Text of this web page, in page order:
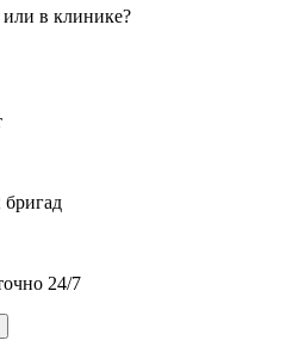
в клинике?
бригад
24/7